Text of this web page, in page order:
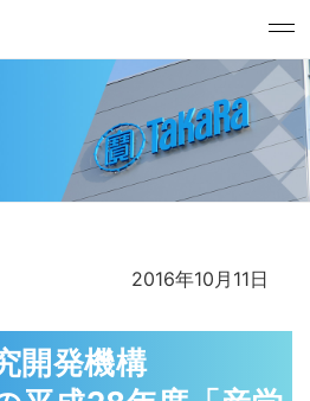
2016年10月11日
開発機構